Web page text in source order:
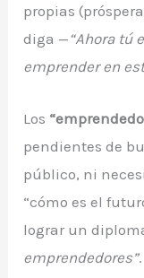
propias
diga —“Ahora tú
emprender en
Los
pendientes de
público, ni
“cómo es el
lograr un
emprendedores”.